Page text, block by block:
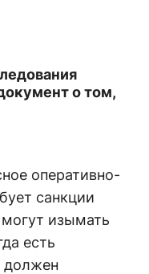
о том,
оперативно-
санкции
могут изымать
есть
должен